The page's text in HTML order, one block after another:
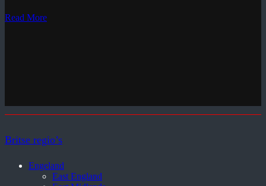
Read More
Britse regio’s
Engeland
East England